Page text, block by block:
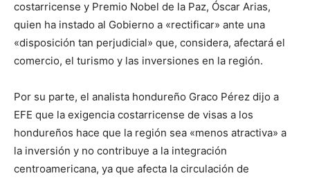
costarricense y Premio Nobel de la Paz, Óscar Arias,
quien ha instado al Gobierno a «rectificar» ante una
«disposición tan perjudicial» que, considera, afectará el
comercio, el turismo y las inversiones en la región.
Por su parte, el analista hondureño Graco Pérez dijo a
EFE que la exigencia costarricense de visas a los
hondureños hace que la región sea «menos atractiva» a
la inversión y no contribuye a la integración
centroamericana, ya que afecta la circulación de